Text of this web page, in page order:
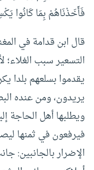
فَأَخَذْنَاهُمْ بِمَا كَانُوا
قال ابن قدامة في
التسعير سبب الغلاء؛
يقدموا بسلعهم بلدا
يريدون، ومن عنده
ويطلبها أهل الحاجة
فيرفعون في ثمنها
الإضرار بالجانبين: